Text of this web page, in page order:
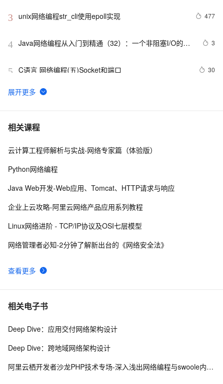
3 unix网络编程str_cli使用epoll实现 477
4 Java网络编程从入门到精通（32）：一个非阻塞I/O的例
3
5 C语言 网络编程(五)Socket和端口 30
6 Java：网络编程之登陆服务器
7 网络编程入门如此简单(四)：一文搞懂localhost和
8 C#网络编程(订立协议和发送文件)  - Part.4
10QT分析之网络编程（八）
相关课程
查看更多
云计算工程师解析与实战-网络专家篇（体验版）
Python网络编程
Java Web开发-Web应用、Tomcat、HTTP请求与响应
企业上云攻略-阿里云网络产品应用系列教程
Linux网络进阶 - TCP/IP协议及OSI七层模型
网络管理者必知-2分钟了解新出台的《网络安全法》
相关电子书
Deep Dive：应用交付网络架构设计
Deep Dive：跨地域网络架构设计
阿里云栖开发者沙龙PHP技术专场-深入浅出网络编程与swoole内核-吴镇宇